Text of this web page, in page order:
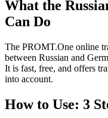
What the
Can Do
The PROMT.One online
between Russian and
It is fast, free, and offers
into account.
How to Use: 3